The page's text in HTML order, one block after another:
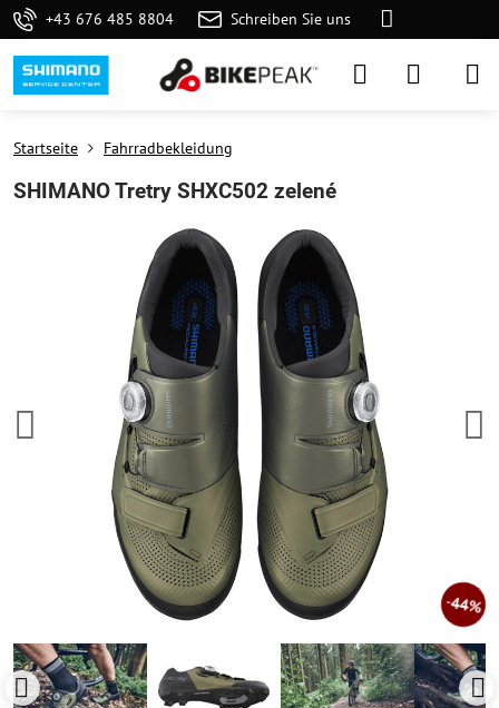
+43 676 485 8804 Schreiben Sie uns
44%
Startseite Fahrradbekleidung
SHIMANO Tretry SHXC502 zelené